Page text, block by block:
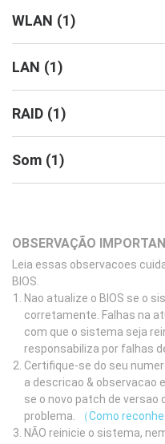
WLAN (1)
LAN (1)
RAID (1)
Som (1)
OBSERVAÇÃO
Leia essas observacoes
BIOS.
Nao atualize o BIOS se o
corretamente. Falhas na
com que o sistema seja
responsabiliza por falhas
Certifique-se do seu
a descricao & observacao
se o novo patch de versao
problema.
（Como
NÃO reinicie o sistema,